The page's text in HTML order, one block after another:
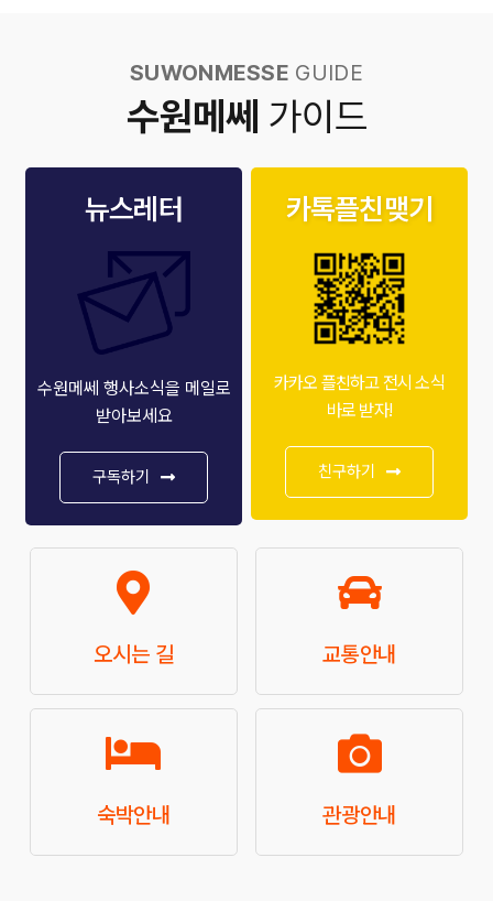
SUWONMESSE GUIDE
수원메쎄 가이드
뉴스레터
수원메쎄 행사소식을 메일로
받아보세요
구독하기
카톡플친맺기
카카오 플친하고 전시 소식
바로 받자!
친구하기
오시는 길 교통안내
숙박안내 관광안내